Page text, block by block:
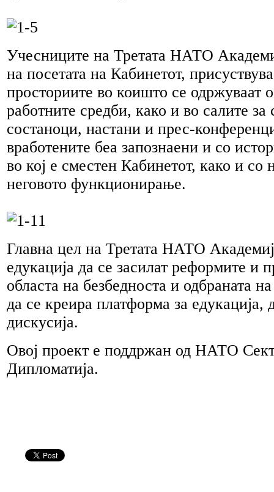
Учесниците на Третата НАТО
на посетата на Кабинетот,
просториите во коишто се одржуваат
работните средби, како и во салите за
состаноци, настани и прес-
вработените беа запознаени и со
во кој е сместен Кабинетот, како и со
неговото функционирање.
Главна цел на Третата НАТО
едукација да се засилат реформите и
областа на безбедноста и одбраната
да се креира платформа за едукација,
дискусија.
Овој проект е поддржан од НАТО
Дипломатија.